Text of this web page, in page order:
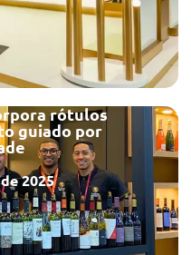
rótulos
guiado por
2025